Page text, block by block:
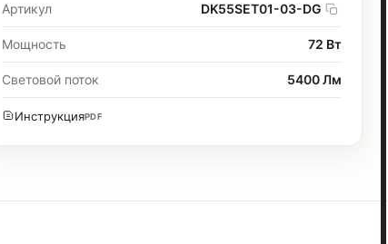
Артикул
DK55SET01-03-DG
Мощность 72 Вт
Световой поток 5400 Лм
ИнструкцияPDF